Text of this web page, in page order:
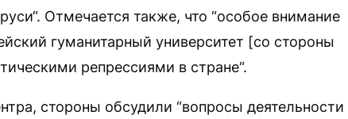
Отмечается также, что “особое внимание
гуманитарный университет [со стороны
репрессиями в стране“.
стороны обсудили “вопросы деятельности